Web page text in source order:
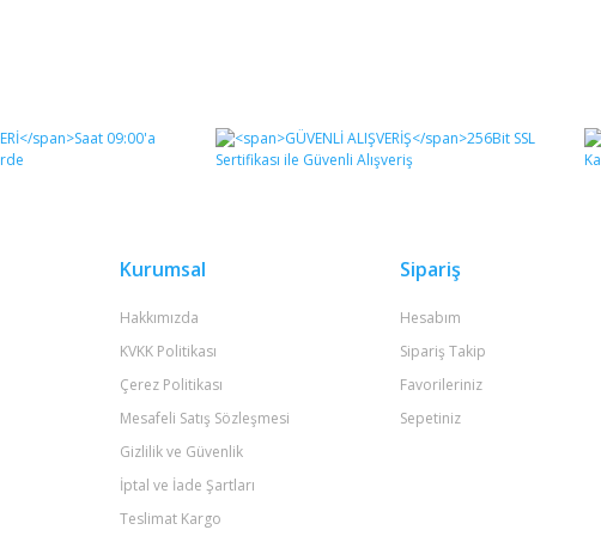
Kurumsal
Hakkımızda
KVKK Politikası
Çerez Politikası
Mesafeli Satış Sözleşmesi
Gizlilik ve Güvenlik
İptal ve İade Şartları
Teslimat Kargo
Sipariş
Hesabım
Sipariş Takip
Favorileriniz
Sepetiniz